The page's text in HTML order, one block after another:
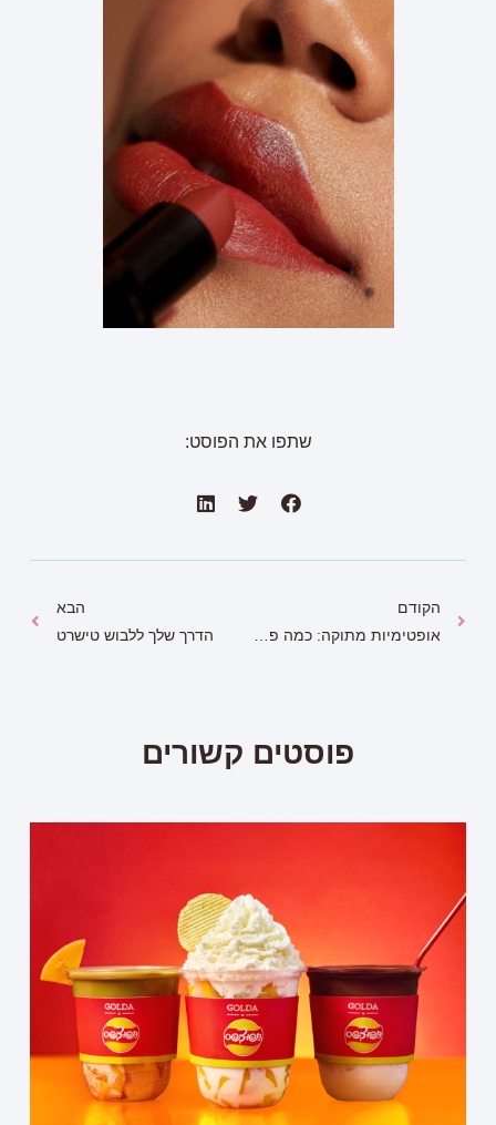
שתפו את הפוסט:
הקודם הבא
הדרך שלך ללבוש טישרט
פוסטים קשורים